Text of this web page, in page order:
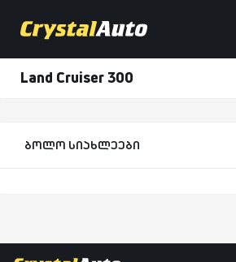
Land Cruiser 300
ბოლო სიახლეები